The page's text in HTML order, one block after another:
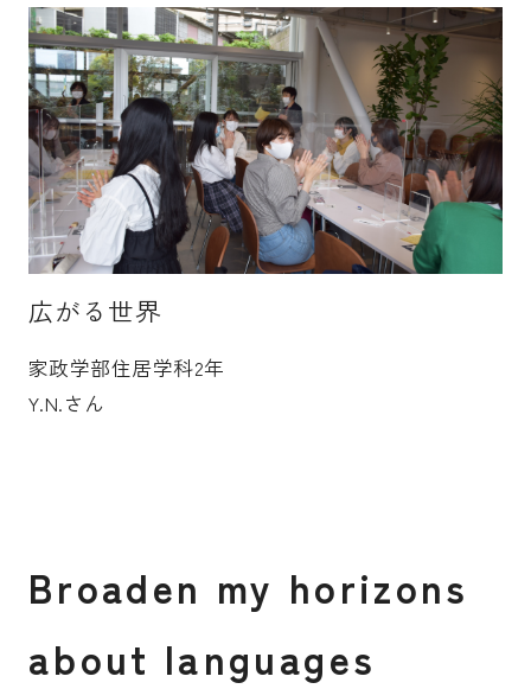
通信教育・生涯学習
受験生の皆さま
保護者等の皆さま
在学生の皆さま
卒業生の皆さま
学校法人日本女子大学
附属豊明幼稚園
広がる世界
家政学部住居学科2年
Y.N.さん
Broaden my horizons
about languages